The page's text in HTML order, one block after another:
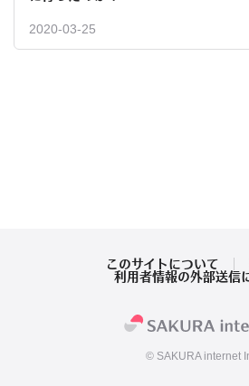
2020-03-25
このサイトについて
利用者情報の外部送信
© SAKURA internet